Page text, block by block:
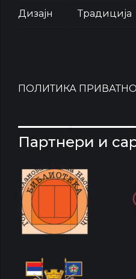
Дизајн Традиција
ПОЛИТИКА
Партнери и